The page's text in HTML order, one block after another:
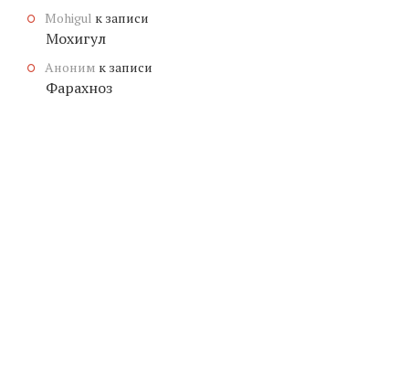
Mohigul к записи
Мохигул
Аноним к записи
Фарахноз